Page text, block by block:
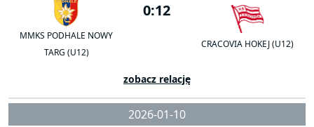
MMKS PODHALE NOWY
TARG (U12)
0:12
CRACOVIA HOKEJ (U12)
zobacz relację
2026-01-10